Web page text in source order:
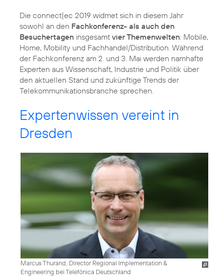
Die connect|ec 2019 widmet sich in diesem Jahr
sowohl an den Fachkonferenz- als auch den
Besuchertagen insgesamt vier Themenwelten: Mobile,
Home, Mobility und Fachhandel/Distribution. Während
der Fachkonferenz am 2. und 3. Mai werden namhafte
Experten aus Wissenschaft, Industrie und Politik über
den aktuellen Stand und zukünftige Trends der
Telekommunikationsbranche sprechen.
Expertenwissen vereint in
Dresden
Marcus Thurand, Director Regional Implementation &
Engineering bei Telefónica Deutschland